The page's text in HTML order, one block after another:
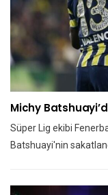
Michy
Süper Lig ekibi
Batshuayi'nin